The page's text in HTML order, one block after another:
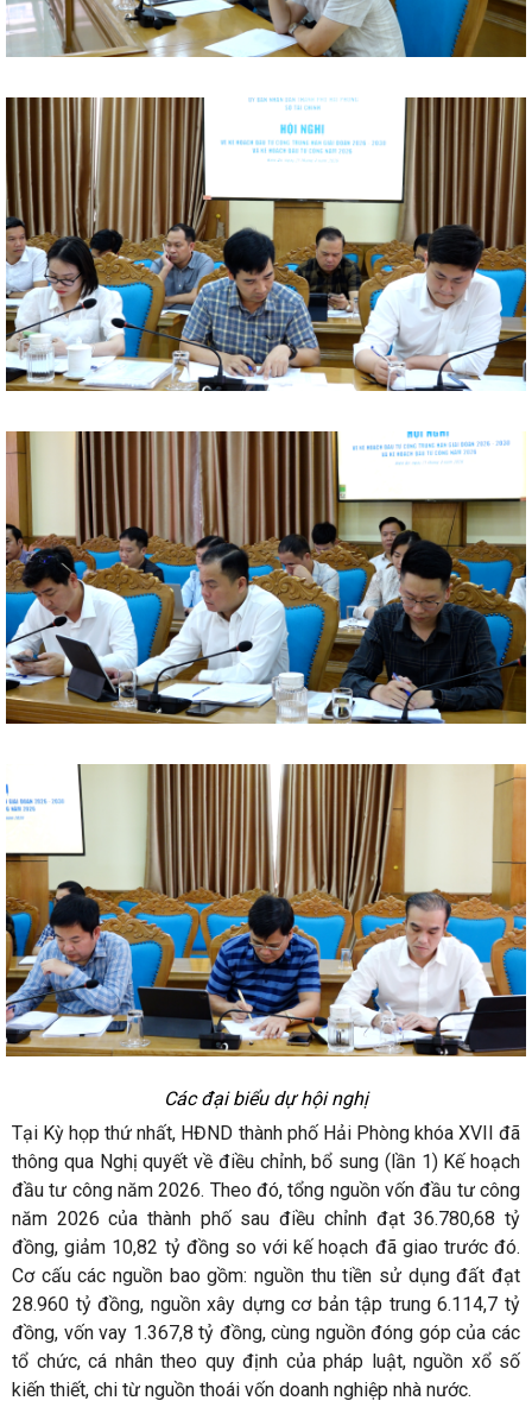
Các đại biểu dự hội nghị
Tại Kỳ họp thứ nhất, HĐND thành phố Hải Phòng khóa XVII đã
thông qua Nghị quyết về điều chỉnh, bổ sung (lần 1) Kế hoạch
đầu tư công năm 2026. Theo đó, tổng nguồn vốn đầu tư công
năm 2026 của thành phố sau điều chỉnh đạt 36.780,68 tỷ
đồng, giảm 10,82 tỷ đồng so với kế hoạch đã giao trước đó.
Cơ cấu các nguồn bao gồm: nguồn thu tiền sử dụng đất đạt
28.960 tỷ đồng, nguồn xây dựng cơ bản tập trung 6.114,7 tỷ
đồng, vốn vay 1.367,8 tỷ đồng, cùng nguồn đóng góp của các
tổ chức, cá nhân theo quy định của pháp luật, nguồn xổ số
kiến thiết, chi từ nguồn thoái vốn doanh nghiệp nhà nước.